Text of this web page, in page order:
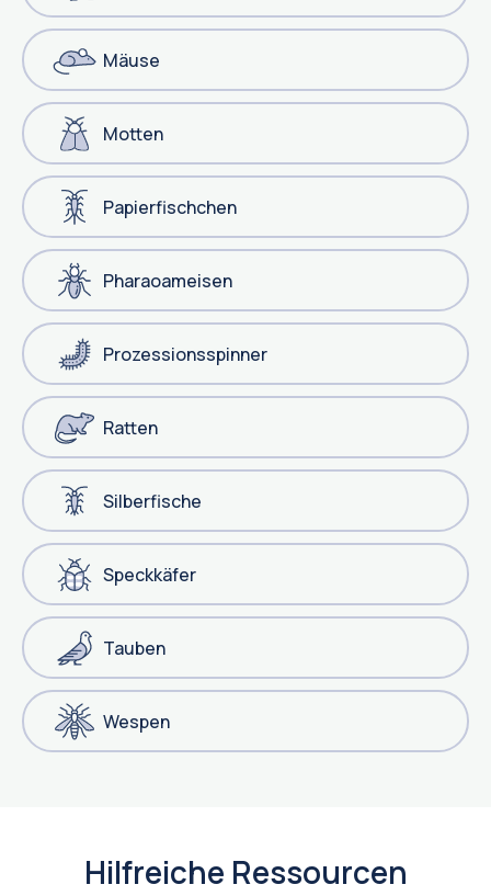
Mäuse
Motten
Papierfischchen
Pharaoameisen
Prozessionsspinner
Ratten
Silberfische
Speckkäfer
Tauben
Wespen
Hilfreiche Ressourcen